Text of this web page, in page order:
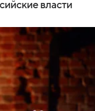
власти